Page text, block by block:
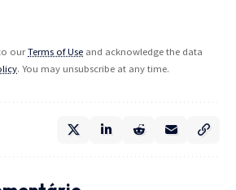
ourTerms of Use and acknowledge the data
. You may unsubscribe at any time.